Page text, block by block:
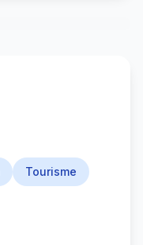
Tourisme